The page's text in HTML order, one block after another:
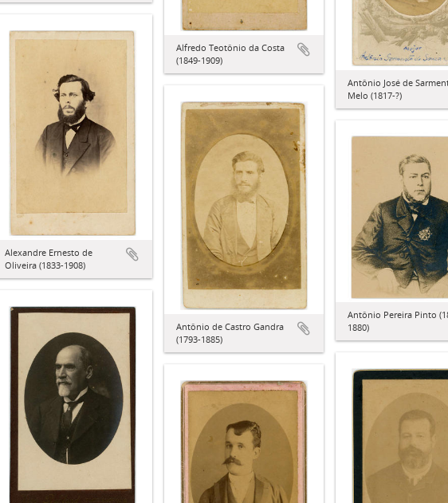
Alfredo Teotônio da Costa
(1849-1909)
Antônio José de
Melo (1817-?)
Alexandre Ernesto de
Oliveira (1833-1908)
Antônio de Castro Gandra
(1793-1885)
Antônio Pereira Pinto
1880)